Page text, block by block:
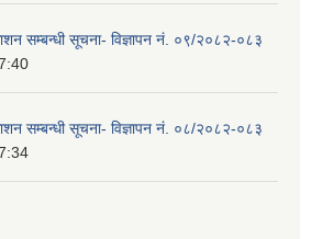
सम्बन्धी सूचना- विज्ञापन नं. ०९/२०८२-०८३
सम्बन्धी सूचना- विज्ञापन नं. ०८/२०८२-०८३